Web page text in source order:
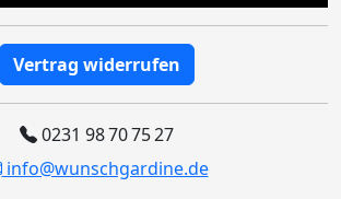
Vertrag widerrufen
0231 98 70 75 27
info@wunschgardine.de